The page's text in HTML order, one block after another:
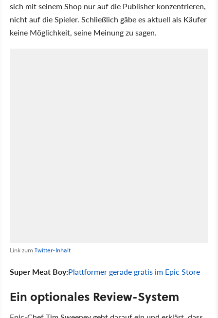
sich mit seinem Shop nur auf die Publisher konzentrieren,
nicht auf die Spieler. Schließlich gäbe es aktuell als Käufer
keine Möglichkeit, seine Meinung zu sagen.
Link zum Twitter-Inhalt
Super Meat Boy:Plattformer gerade gratis im Epic Store
Ein optionales Review-System